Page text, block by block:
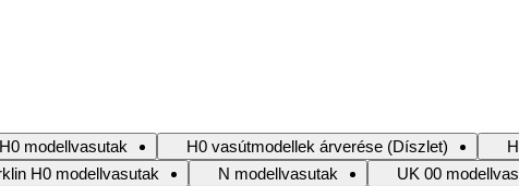
H0 modellvasutak H0 vasútmodellek árverése (Díszlet)
H0 modellvasutak N modellvasutak UK 00